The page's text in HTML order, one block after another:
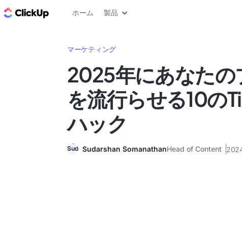
ClickUp ブログ
ホーム 製品
マーケティング
2025年にあなたの
を流行らせる10の
ハック
Sudarshan SomanathanHead of Content